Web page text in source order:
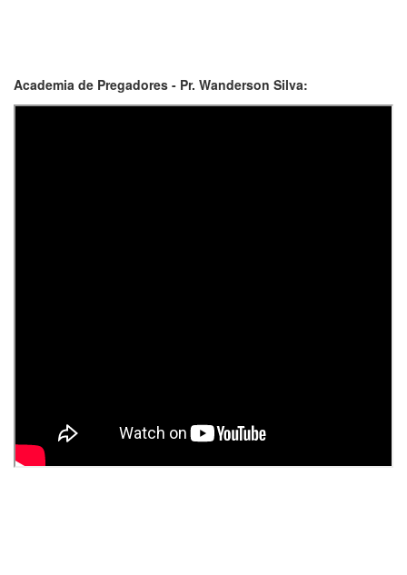
Academia de Pregadores - Pr. Wanderson Silva: